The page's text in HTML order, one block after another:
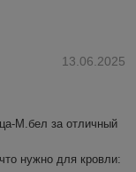
13.06.2025
М.бел за отличный
нужно для кровли: